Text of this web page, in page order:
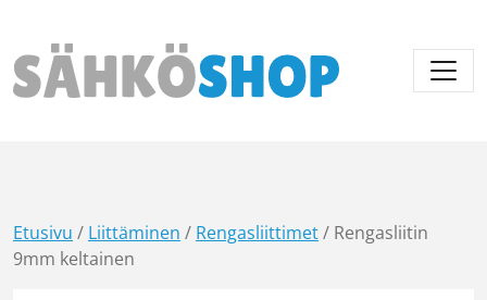
Päävalikko
Etusivu / Liittäminen / Rengasliittimet/ Rengasliitin
9mm keltainen